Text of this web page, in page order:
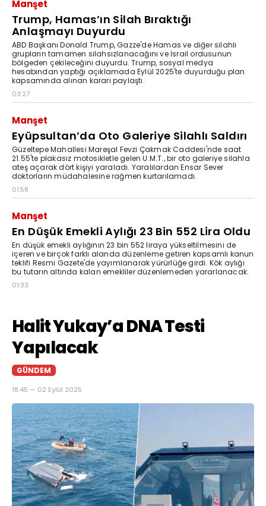
Manşet
Trump, Hamas’ın Silah Bıraktığı
Anlaşmayı Duyurdu
ABD Başkanı Donald Trump, Gazze'de Hamas ve diğer silahlı
grupların tamamen silahsızlanacağını ve İsrail ordusunun
bölgeden çekileceğini duyurdu. Trump, sosyal medya
hesabından yaptığı açıklamada Eylül 2025'te duyurduğu plan
kapsamında alınan kararı paylaştı.
03:27
Manşet
Eyüpsultan’da Oto Galeriye Silahlı Saldırı
Güzeltepe Mahallesi Mareşal Fevzi Çakmak Caddesi'nde saat
21.55'te plakasız motosikletle gelen U.M.T., bir oto galeriye silahla
ateş açarak dört kişiyi yaraladı. Yaralılardan Ensar Sever
doktorların müdahalesine rağmen kurtarılamadı.
01:58
Manşet
En Düşük Emekli Aylığı 23 Bin 552 Lira Oldu
En düşük emekli aylığının 23 bin 552 liraya yükseltilmesini de
içeren ve birçok farklı alanda düzenleme getiren kapsamlı kanun
teklifi Resmi Gazete'de yayımlanarak yürürlüğe girdi. Kök aylığı
bu tutarın altında kalan emekliler düzenlemeden yararlanacak.
01:33